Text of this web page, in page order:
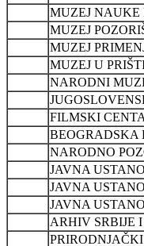
MUZEJ NAUKE
MUZEJ
MUZEJ
MUZEJ U
NARODNI
FILMSKI
BEOGRADSKA
NARODNO
JAVNA
JAVNA
JAVNA
ARHIV SRBIJE